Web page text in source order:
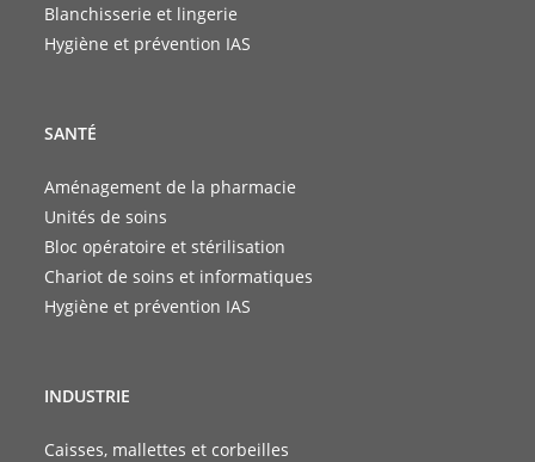
Blanchisserie et lingerie
Hygiène et prévention IAS
SANTÉ
Aménagement de la pharmacie
Unités de soins
Bloc opératoire et stérilisation
Chariot de soins et informatiques
Hygiène et prévention IAS
INDUSTRIE
Caisses, mallettes et corbeilles